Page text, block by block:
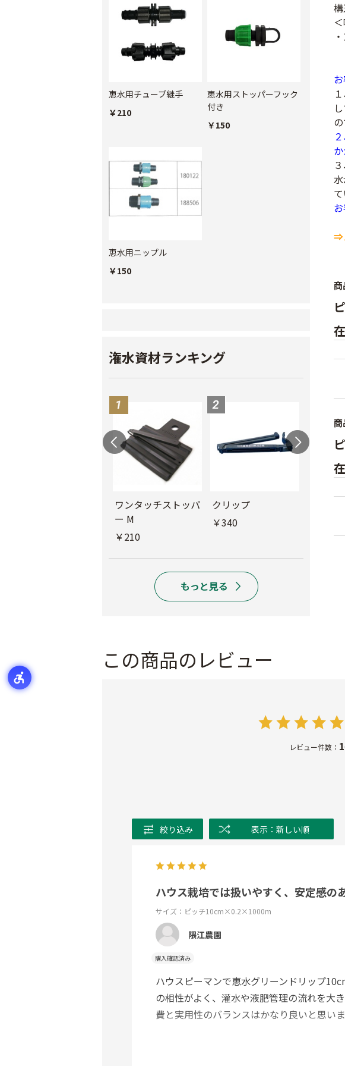
恵水用チューブ継手
￥210
恵水用ストッパーフック
付き
￥150
恵水用ニップル
￥150
潅水資材ランキング
ワンタッチストッパ
ー M
￥210
クリップ
￥340
20（
⇒
この商品のレビュー
レビュー件数： 1
絞り込み 表示：新しい順
ハウス栽培では扱いやすく、安定感の
サイズ：ピッチ10cm×0.2×1000m
隈江農園
購入確認済み
ハウスピーマンで恵水グリーンドリップ
の相性がよく、灌水や液肥管理の流れを大
費と実用性のバランスはかなり良いと思いま